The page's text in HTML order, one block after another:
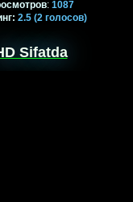
: 1087
: 2.5 (2голосов)
Sifatda